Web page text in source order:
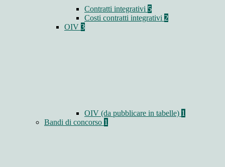
Contratti integrativi 5
Costi contratti integrativi 2
OIV 3
OIV (da pubblicare in tabelle) 1
Bandi di concorso 1